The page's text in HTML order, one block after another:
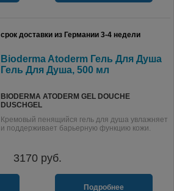
срок доставки из Германии 3-4 недели
Bioderma Atoderm Гель Для Душа
Гель Для Душа, 500 мл
BIODERMA ATODERM GEL DOUCHE
DUSCHGEL
Кремовый пенящийся гель для душа увлажняет
и поддерживает барьерную функцию кожи.
3170руб.
Подробнее